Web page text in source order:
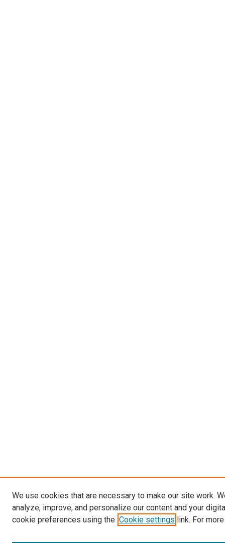
We use cookies that are necessary to make our site work.
analyze, improve, and personalize our content and your
cookie preferences using the Cookie settings link. For